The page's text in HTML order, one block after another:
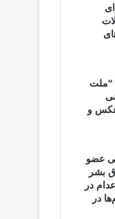
و
عضو
بشر
در
در